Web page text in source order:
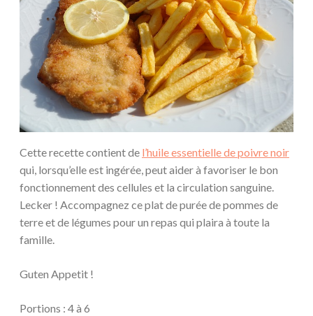
Cette recette contient de l’huile essentielle de poivre noir
qui, lorsqu’elle est ingérée, peut aider à favoriser le bon
fonctionnement des cellules et la circulation sanguine.
Lecker ! Accompagnez ce plat de purée de pommes de
terre et de légumes pour un repas qui plaira à toute la
famille.
Guten Appetit !
Portions : 4 à 6